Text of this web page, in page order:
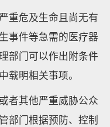
重危及生命且尚无有
事件等急需的医疗器
部门可以作出附条件
载明相关事项。
者其他严重威胁公众
部门根据预防、控制